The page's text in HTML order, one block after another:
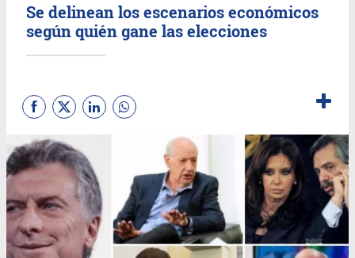
Se delinean los escenarios económicos
según quién gane las elecciones